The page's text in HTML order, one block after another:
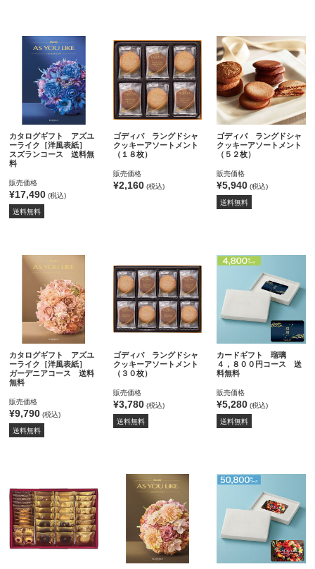
カタログギフト アズユ
ーライク［洋風表紙］
スズランコース 送料無
料
販売価格
¥17,490 (税込)
送料無料
ゴディバ ラングドシャ
クッキーアソートメント
（１８枚）
販売価格
¥2,160(税込)
ゴディバ ラングドシャ
クッキーアソートメント
（５２枚）
販売価格
¥5,940 (税込)
送料無料
カタログギフト アズユ
ーライク［洋風表紙］
ガーデニアコース 送料
無料
販売価格
¥9,790 (税込)
送料無料
ゴディバ ラングドシャ
クッキーアソートメント
（３０枚）
販売価格
¥3,780(税込)
送料無料
カードギフト 瑠璃
４，８００円コース 送
料無料
販売価格
¥5,280 (税込)
送料無料